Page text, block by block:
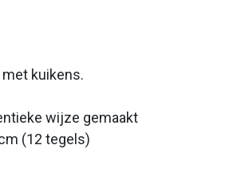
kuikens.
wijze gemaakt
(12 tegels)